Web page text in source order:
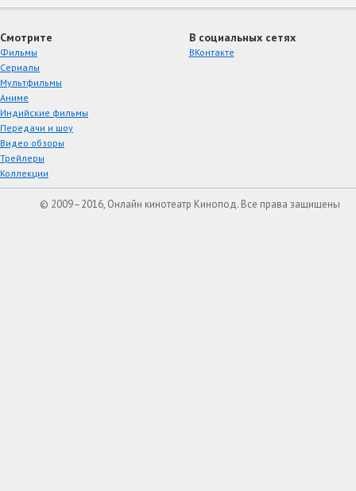
Смотрите
Фильмы
Сериалы
Мультфильмы
Аниме
Индийские фильмы
Передачи и шоу
Видео обзоры
Трейлеры
Коллекции
В социальных сетях
ВКонтакте
© 2009–2016, Онлайн кинотеатр Кинопод. Все права защищены